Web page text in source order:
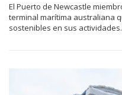
El Puerto de Newcastle
terminal marítima australiana
sostenibles en sus